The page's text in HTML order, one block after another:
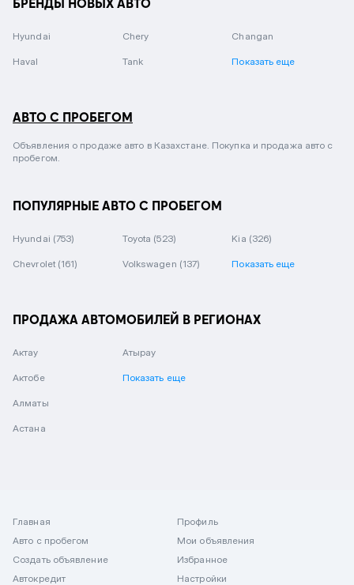
БРЕНДЫ НОВЫХ АВТО
Hyundai Chery Changan
Haval Tank Показать еще
АВТО С ПРОБЕГОМ
Объявления о продаже авто в Казахстане. Покупка и продажа авто с
пробегом.
ПОПУЛЯРНЫЕ АВТО С ПРОБЕГОМ
Hyundai (753) Toyota (523) Kia (326)
Chevrolet (161) Volkswagen (137) Показать еще
ПРОДАЖА АВТОМОБИЛЕЙ В РЕГИОНАХ
Актау
Актобе
Алматы
Астана
Атырау
Показать еще
Главная
Авто с пробегом
Создать объявление
Автокредит
Профиль
Мои объявления
Избранное
Настройки